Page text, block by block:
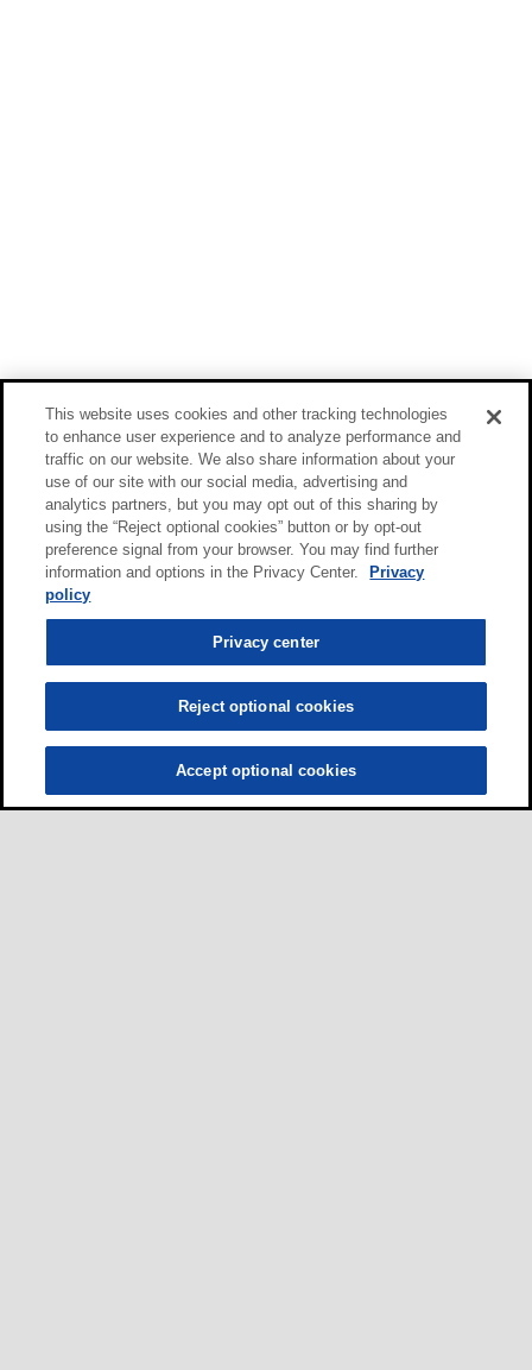
This website uses cookies and other tracking technologies
to enhance user experience and to analyze performance and
traffic on our website. We also share information about your
use of our site with our social media, advertising and
analytics partners, but you may opt out of this sharing by
using the “Reject optional cookies” button or by opt-out
preference signal from your browser. You may find further
information and options in the Privacy Center.
Privacy
policy
Privacy center
Reject optional cookies
Accept optional cookies